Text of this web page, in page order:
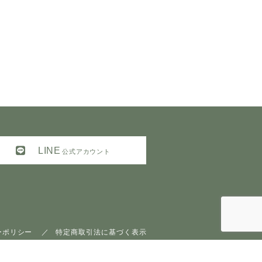
LINE 公式アカウント
リシー 特定商取引法に基づく表示